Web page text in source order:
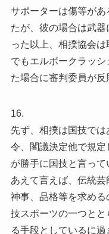
サポーターは傷等が
たが、彼の場合は武
った以上、相撲協会
でもエルボークラッ
た場合に審判委員が反
16.
先ず、相撲は国技で
令、閣議決定他で規定
が勝手に国技と言って
あえて言えば、伝統
神事、品格等を求め
技スポーツの一つと
る手段としているに